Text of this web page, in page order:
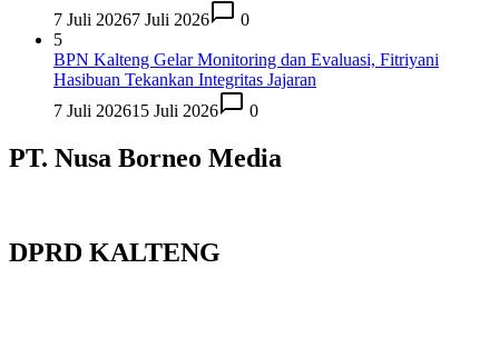
7 Juli 20267 Juli 2026
0
5
BPN Kalteng Gelar Monitoring dan Evaluasi, Fitriyani
Hasibuan Tekankan Integritas Jajaran
7 Juli 202615 Juli 2026 0
PT. Nusa Borneo Media
DPRD KALTENG